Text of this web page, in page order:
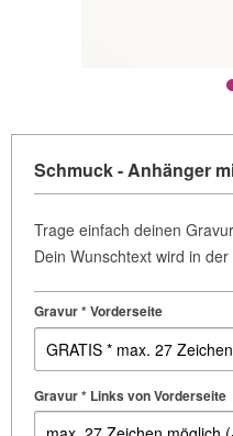
Schmuck - Anhänger
Trage einfach deinen
Dein Wunschtext wird in
Gravur * Vorderseite
Gravur * Links von Vorderseite